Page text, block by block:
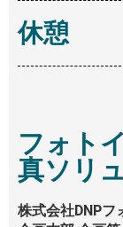
休憩
フォト
真ソリ
株式会社DNPフ